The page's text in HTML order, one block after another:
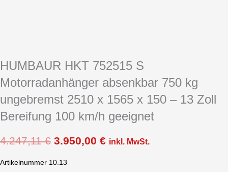
HUMBAUR HKT 752515 S
Motorradanhänger absenkbar 750 kg
ungebremst 2510 x 1565 x 150 – 13 Zoll
Bereifung 100 km/h geeignet
4.247,11€ 3.950,00 € inkl. MwSt.
Artikelnummer 10.13